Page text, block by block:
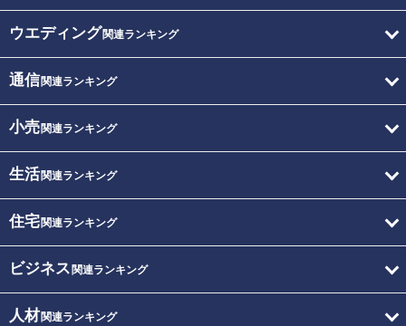
ウエディング関連ランキング
通信関連ランキング
小売関連ランキング
生活関連ランキング
住宅関連ランキング
ビジネス 関連ランキング
人材関連ランキング